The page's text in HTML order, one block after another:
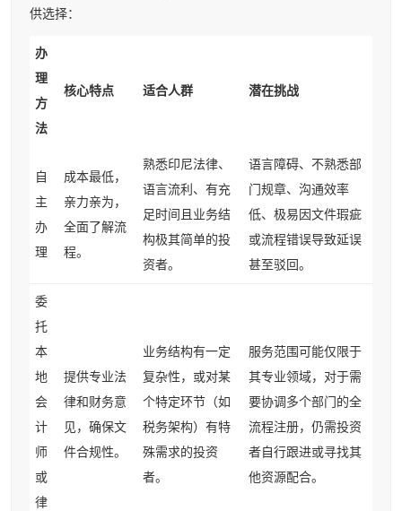
供选择：
办
理
方
法
核心特点 适合人群 潜在挑战
自
主
办
理
成本最低，
亲力亲为，
全面了解流
程。
熟悉印尼法律、
语言流利、有充
足时间且业务结
构极其简单的投
资者。
语言障碍、不熟悉部
门规章、沟通效率
低、极易因文件瑕疵
或流程错误导致延误
甚至驳回。
委
托
本
地
会
计
师
或
律
提供专业法
律和财务意
见，确保文
件合规性。
业务结构有一定
复杂性，或对某
个特定环节（如
税务架构）有特
殊需求的投资
者。
服务范围可能仅限于
其专业领域，对于需
要协调多个部门的全
流程注册，仍需投资
者自行跟进或寻找其
他资源配合。